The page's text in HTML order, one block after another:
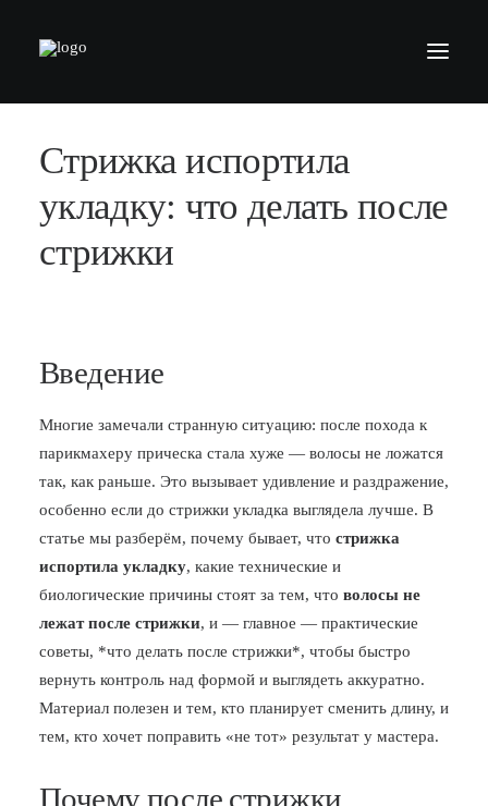
БАРБЕРШОПЫ
КОСМЕТИКА
ВАКАНСИИ
ФРАНШИЗА
ПОЖАЛОВАТЬСЯ
Стрижка испортила
укладку: что делать после
стрижки
Введение
Многие замечали странную ситуацию: после похода к
парикмахеру прическа стала хуже — волосы не ложатся
так, как раньше. Это вызывает удивление и раздражение,
особенно если до стрижки укладка выглядела лучше. В
статье мы разберём, почему бывает, что стрижка
испортила укладку, какие технические и
биологические причины стоят за тем, что волосы не
лежат после стрижки, и — главное — практические
советы, *что делать после стрижки*, чтобы быстро
вернуть контроль над формой и выглядеть аккуратно.
Материал полезен и тем, кто планирует сменить длину, и
тем, кто хочет поправить «не тот» результат у мастера.
Почему после стрижки